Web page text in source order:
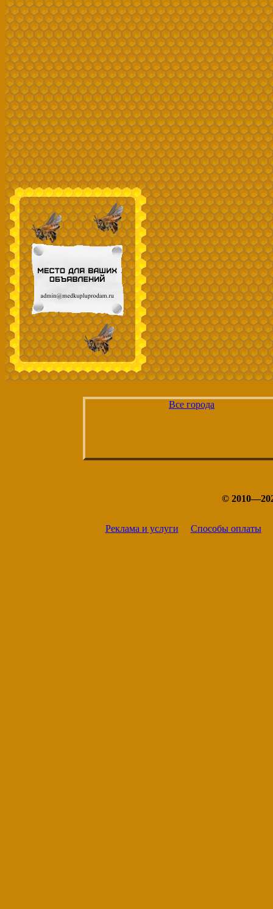
Все города
©
Реклама и услуги Способы оплаты